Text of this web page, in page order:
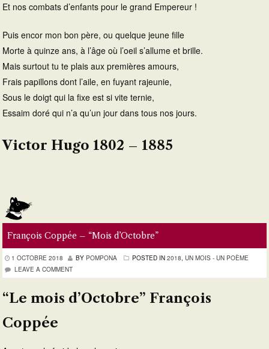
Et nos combats d’enfants pour le grand Empereur !
Puis encor mon bon père, ou quelque jeune fille
Morte à quinze ans, à l’âge où l’oeil s’allume et brille.
Mais surtout tu te plais aux premières amours,
Frais papillons dont l’aile, en fuyant rajeunie,
Sous le doigt qui la fixe est si vite ternie,
Essaim doré qui n’a qu’un jour dans tous nos jours.
Victor Hugo 1802 – 1885
François Coppée – “Mois d’Octobre”
1 OCTOBRE 2018 BY POMPONA POSTED IN 2018, UN MOIS - UN POÈME
LEAVE A COMMENT
“Le mois d’Octobre” François
Coppée